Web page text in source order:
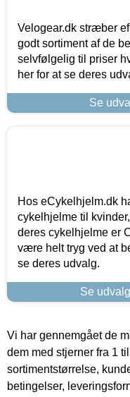
Velogear.dk stræber
godt sortiment af de
selvfølgelig til priser
her for at se deres
Se
Hos eCykelhjelm.dk
cykelhjelme til
deres cykelhjelme er
være helt tryg ved at
se deres udvalg.
Se
Vi har gennemgået de
dem med stjerner fra 1
sortimentstørrelse,
betingelser,